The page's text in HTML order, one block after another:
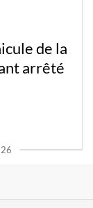
de la
arrêté